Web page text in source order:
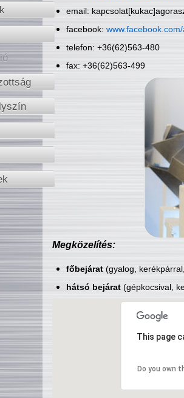
email:
facebook:
telefon: +36(62)563-480
fax: +36(62)563-499
Megközelítés:
főbejárat(gyalog,
hátsó bejárat(gépkocsival,
This page
Do you own